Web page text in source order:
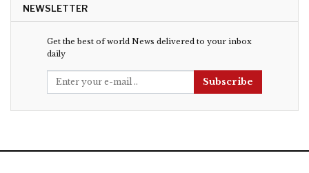
NEWSLETTER
Get the best of world News delivered to your inbox
daily
Subscribe